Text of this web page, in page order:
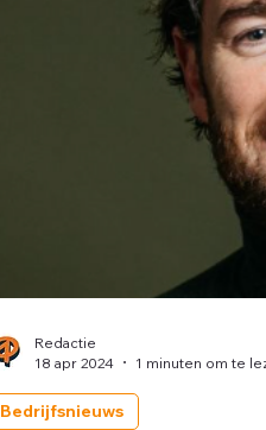
Bedrijfsnieuws
Redactie
18 apr 2024
1 minuten om te